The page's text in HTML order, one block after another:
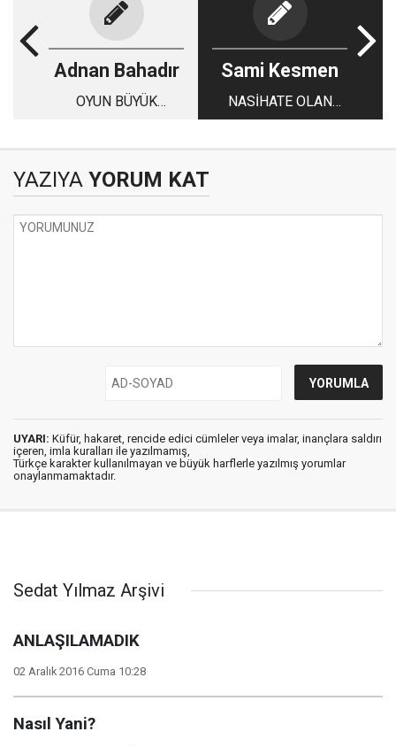
Adnan Bahadır
OYUN BÜYÜK
Sami Kesmen
NASİHATE OLAN
İHTİYAÇ
YAZIYA YORUM KAT
UYARI: Küfür, hakaret, rencide edici cümleler veya imalar, inançlara saldırı
içeren, imla kuralları ile yazılmamış,
Türkçe karakter kullanılmayan ve büyük harflerle yazılmış yorumlar
onaylanmamaktadır.
Sedat Yılmaz Arşivi
ANLAŞILAMADIK
02 Aralık 2016 Cuma 10:28
Nasıl Yani?